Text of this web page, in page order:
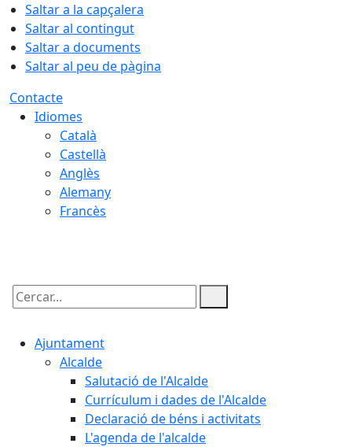
Saltar a la capçalera
Saltar al contingut
Saltar a documents
Saltar al peu de pàgina
Contacte
Idiomes
Català
Castellà
Anglès
Alemany
Francès
Cercar:
Ajuntament
Alcalde
Salutació de l'Alcalde
Currículum i dades de l'Alcalde
Declaració de béns i activitats
L'agenda de l'alcalde